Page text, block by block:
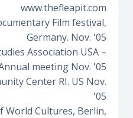
www.thefleapit.com
Film festival,
Germany. Nov. '05
Association USA –
meeting Nov. '05
Center RI. US Nov.
'05
World Cultures, Berlin,